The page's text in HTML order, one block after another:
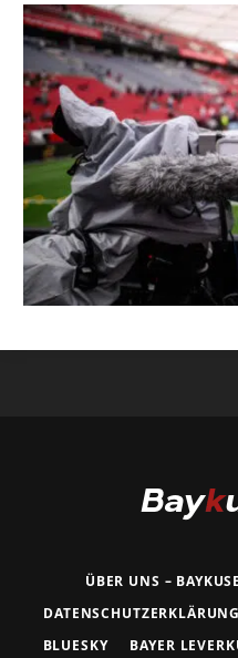
ÜBER UNS –
DATENSCHUTZERKLÄRUNG
BLUESKY
BAYER